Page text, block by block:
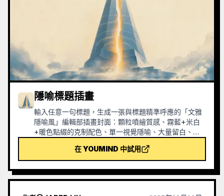
隱喻標題插畫
輸入任意一句標題，生成一張與標題精準呼應的「文雅
隱喻風」編輯部插畫封面：顆粒噴繪質感、霧藍+米白
+暖色點綴的克制配色、單一視覺隱喻、大量留白、
在 YOUMIND 中試用